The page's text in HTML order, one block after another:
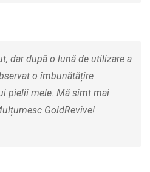
dar după o lună de utilizare a
o îmbunătățire
pielii mele. Mă simt mai
GoldRevive!